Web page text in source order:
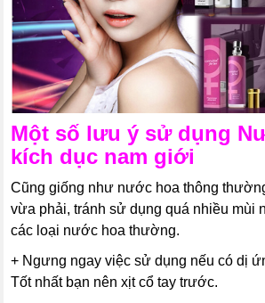
Một số lưu ý sử dụng
kích dục nam giới
Cũng giống như nước hoa thông
vừa phải, tránh sử dụng quá nhiều mùi
các loại nước hoa thường.
+ Ngưng ngay việc sử dụng nếu có dị
Tốt nhất bạn nên xịt cổ tay trước.